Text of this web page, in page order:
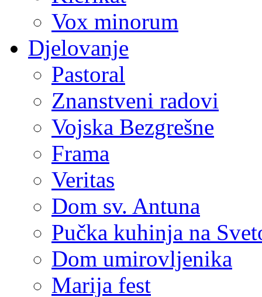
Vox minorum
Djelovanje
Pastoral
Znanstveni radovi
Vojska Bezgrešne
Frama
Veritas
Dom sv. Antuna
Pučka kuhinja na
Dom umirovljenika
Marija fest